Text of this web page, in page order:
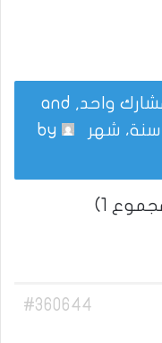
This topic has 0 ردود, مشارك واحد, and
شهر
1)
#360644